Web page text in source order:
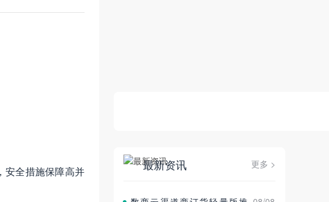
全措施保障高并
最新资讯 更多 >